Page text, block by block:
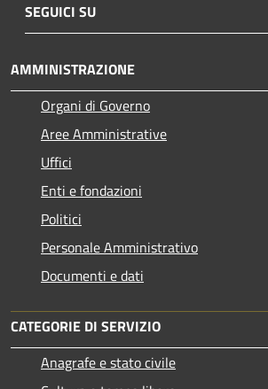
SEGUICI SU
AMMINISTRAZIONE
Organi di Governo
Aree Amministrative
Uffici
Enti e fondazioni
Politici
Personale Amministrativo
Documenti e dati
CATEGORIE DI SERVIZIO
Anagrafe e stato civile